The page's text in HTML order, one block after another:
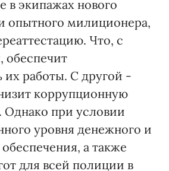
в экипажах нового
опытного милиционера,
Что, с
обеспечит
их работы. С другой -
коррупционную
при условии
уровня денежного и
а также
для всей полиции в